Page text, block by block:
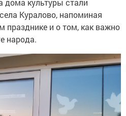
дома культуры стали
Куралово, напоминая
празднике и о том, как важно
народа.